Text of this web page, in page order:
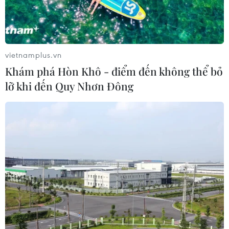
Việt Nam hướng tới làm
chủ 10 công nghệ lõi vào năm 2030
Thủ tướng Lê Minh Hưng
phát động hưởng ứng ngày An ninh
mạng Việt Nam
06/08/2026 02:39
vietnamplus.vn
Khám phá Hòn Khô - điểm đến không thể bỏ
lỡ khi đến Quy Nhơn Đông